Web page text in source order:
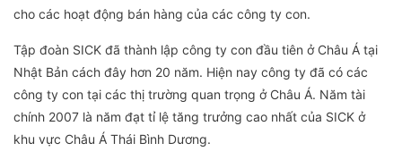
cho các hoạt động bán hàng của các công ty con.
Tập đoàn SICK đã thành lập công ty con đầu tiên ở Châu Á tại
Nhật Bản cách đây hơn 20 năm. Hiện nay công ty đã có các
công ty con tại các thị trường quan trọng ở Châu Á. Năm tài
chính 2007 là năm đạt tỉ lệ tăng trưởng cao nhất của SICK ở
khu vực Châu Á Thái Bình Dương.